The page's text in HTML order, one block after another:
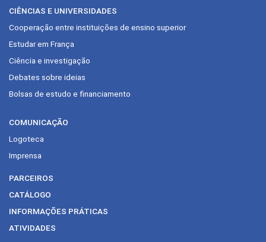
CIÊNCIAS E UNIVERSIDADES
Cooperação entre instituições de ensino superior
Estudar em França
Ciência e investigação
Debates sobre ideias
Bolsas de estudo e financiamento
COMUNICAÇÃO
Logoteca
Imprensa
PARCEIROS
CATÁLOGO
INFORMAÇÕES PRÁTICAS
ATIVIDADES